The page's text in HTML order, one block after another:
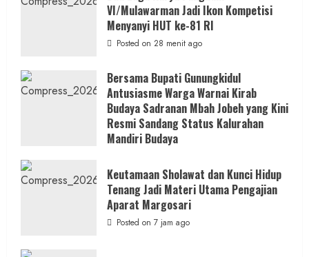
VI/Mulawarman Jadi Ikon Kompetisi
Menyanyi HUT ke-81 RI
Posted on 28 menit ago
Bersama Bupati Gunungkidul
Antusiasme Warga Warnai Kirab
Budaya Sadranan Mbah Jobeh yang Kini
Resmi Sandang Status Kalurahan
Mandiri Budaya
Keutamaan Sholawat dan Kunci Hidup
Tenang Jadi Materi Utama Pengajian
Aparat Margosari
Posted on 7 jam ago